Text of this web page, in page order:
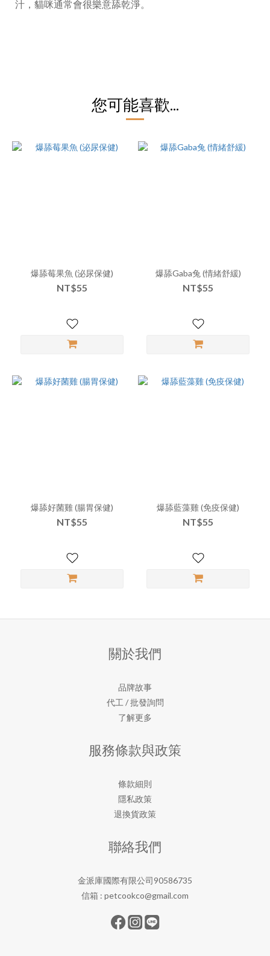
汁，貓咪通常會很樂意舔乾淨。
您可能喜歡...
爆舔莓果魚 (泌尿保健)
NT$55
爆舔Gaba兔 (情緒舒緩)
NT$55
爆舔好菌雞 (腸胃保健)
NT$55
爆舔藍藻雞 (免疫保健)
NT$55
關於我們
品牌故事
代工 / 批發詢問
了解更多
服務條款與政策
條款細則
隱私政策
退換貨政策
聯絡我們
金派庫國際有限公司90586735
信箱 : petcookco@gmail.com